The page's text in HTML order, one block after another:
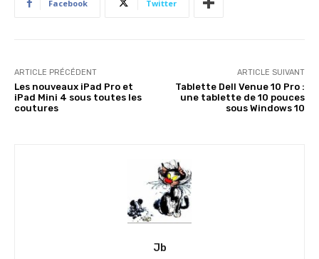
Facebook Twitter
ARTICLE PRÉCÉDENT
Les nouveaux iPad Pro et
iPad Mini 4 sous toutes les
coutures
ARTICLE SUIVANT
Tablette Dell Venue 10 Pro :
une tablette de 10 pouces
sous Windows 10
Jb